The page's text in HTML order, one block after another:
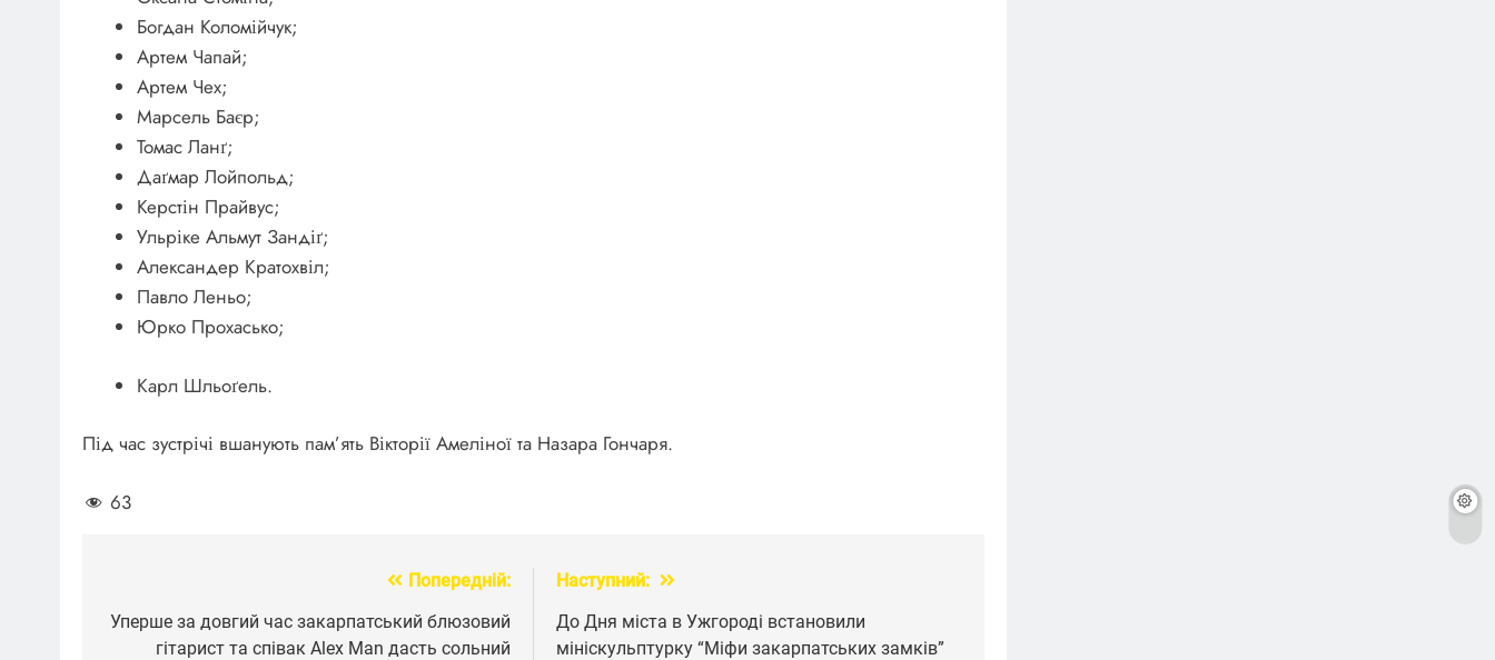
Богдан Коломійчук;
Артем Чапай;
Артем Чех;
Марсель Баєр;
Томас Ланґ;
Даґмар Лойпольд;
Керстін Прайвус;
Ульріке Альмут Зандіґ;
Александер Кратохвіл;
Павло Леньо;
Юрко Прохасько;
Карл Шльоґель.
Під час зустрічі вшанують пам’ять Вікторії Амеліної та Назара Гончаря.
63
записів
Попередній:
Уперше за довгий час закарпатський блюзовий
гітарист та співак Alex Man дасть сольний
Наступний:
До Дня міста в Ужгороді встановили
мініскульптурку “Міфи закарпатських замків”